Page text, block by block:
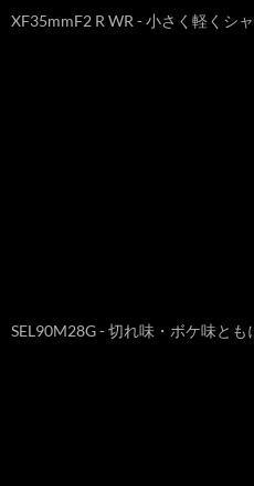
XF35mmF2 R WR - 小さく軽くシ
SEL90M28G - 切れ味・ボケ味と